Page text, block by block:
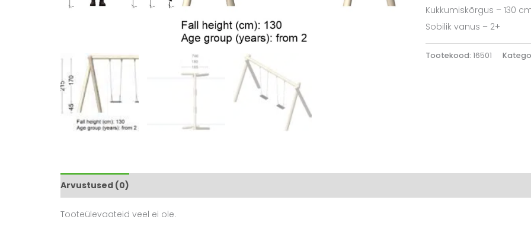
Kukkumiskõrgus – 130
Sobilik vanus – 2+
Tootekood: 16501
Arvustused (0)
Tooteülevaateid veel ei ole.